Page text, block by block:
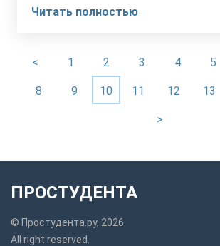
Читать полностью
< 1 2 3 4 5
8 9 10 11 12 13
>
ПРОСТУДЕНТА
© Простудента.ру, 2026
All right reserved.